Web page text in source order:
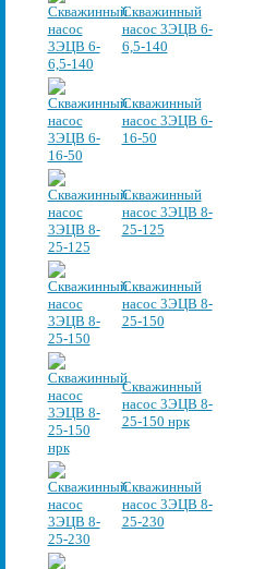
Скважинный
насос 3ЭЦВ 6-
6,5-140
Скважинный
насос 3ЭЦВ 6-
16-50
Скважинный
насос 3ЭЦВ 8-
25-125
Скважинный
насос 3ЭЦВ 8-
25-150
Скважинный
насос 3ЭЦВ 8-
25-150 нрк
Скважинный
насос 3ЭЦВ 8-
25-230